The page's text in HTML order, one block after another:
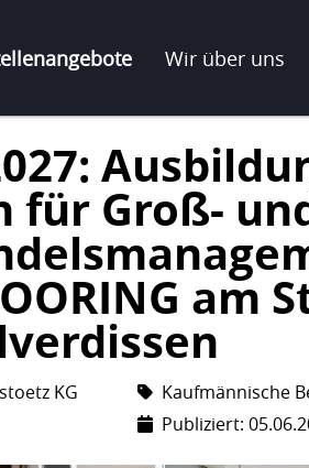
Wir über uns
für Groß-
am
KG
Kaufmännische
Publiziert: